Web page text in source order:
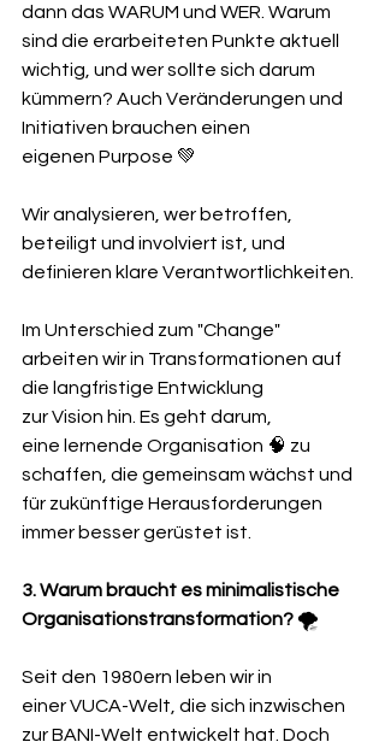
dann das WARUM und WER. Warum
sind die erarbeiteten Punkte aktuell
wichtig, und wer sollte sich darum
kümmern? Auch Veränderungen und
Initiativen brauchen einen
eigenen Purpose 💚
Wir analysieren, wer betroffen,
beteiligt und involviert ist, und
definieren klare Verantwortlichkeiten.
Im Unterschied zum "Change"
arbeiten wir in Transformationen auf
die langfristige Entwicklung
zur Vision hin. Es geht darum,
eine lernende Organisation 🧠 zu
schaffen, die gemeinsam wächst und
für zukünftige Herausforderungen
immer besser gerüstet ist.
3. Warum braucht es minimalistische
Organisationstransformation? 🌪
Seit den 1980ern leben wir in
einer VUCA-Welt, die sich inzwischen
zur BANI-Welt entwickelt hat. Doch